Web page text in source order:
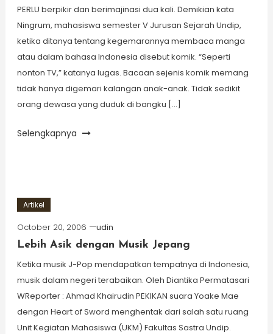
PERLU berpikir dan berimajinasi dua kali. Demikian kata
Ningrum, mahasiswa semester V Jurusan Sejarah Undip,
ketika ditanya tentang kegemarannya membaca manga
atau dalam bahasa Indonesia disebut komik. “Seperti
nonton TV,” katanya lugas. Bacaan sejenis komik memang
tidak hanya digemari kalangan anak-anak. Tidak sedikit
orang dewasa yang duduk di bangku […]
Selengkapnya
Artikel
October 20, 2006
udin
Lebih Asik dengan Musik Jepang
Ketika musik J-Pop mendapatkan tempatnya di Indonesia,
musik dalam negeri terabaikan. Oleh Diantika Permatasari
WReporter : Ahmad Khairudin PEKIKAN suara Yoake Mae
dengan Heart of Sword menghentak dari salah satu ruang
Unit Kegiatan Mahasiswa (UKM) Fakultas Sastra Undip.